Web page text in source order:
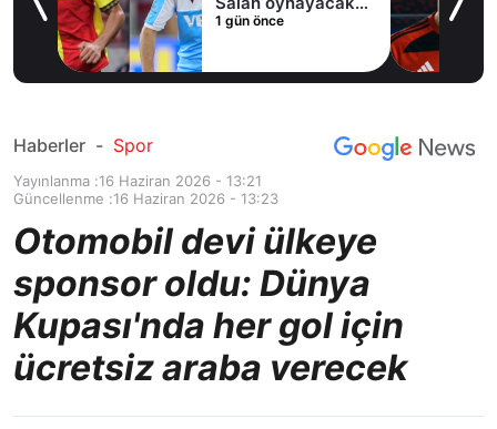
mı?
1 gün önce
Haberler - Spor
Yayınlanma :16 Haziran 2026 - 13:21
Güncellenme :16 Haziran 2026 - 13:23
Otomobil devi ülkeye
sponsor oldu: Dünya
Kupası'nda her gol için
ücretsiz araba verecek